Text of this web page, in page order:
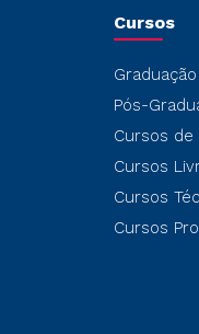
Cursos
Graduação
Pós-
Cursos de
Cursos
Cursos
Cursos